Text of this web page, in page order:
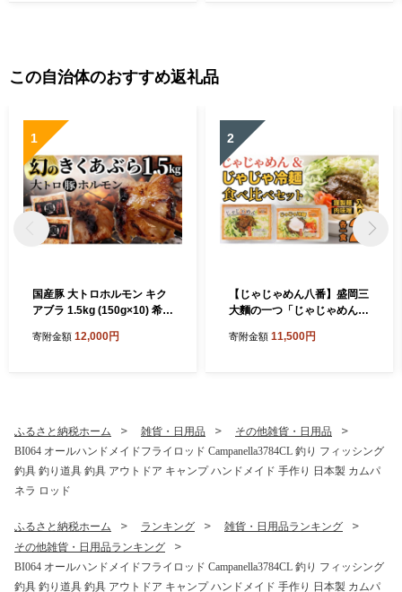
この自治体のおすすめ返礼品
1
国産豚 大トロホルモン キク
アブラ 1.5kg (150g×10) 希少
ぶら 菊脂 豚ホルモン 豚肉 国
ンプ 焼肉 網焼き 国産 みそ
にんにく 味付き 味付け肉
（DV068）
寄附金額 12,000円
2
【じゃじゃめん八番】盛岡三
大麵の一つ「じゃじゃめん１
地麺・ご当地グルメ・ソウル
寄附金額 11,500円
ふるさと納税ホーム 雑貨・日用品
その他雑貨・日用品
BI064 オールハンドメイドフライロッド Campanella3784CL 釣り フィッシング
釣具 釣り道具 釣具 アウトドア キャンプ ハンドメイド 手作り 日本製 カムパ
ネラ ロッド
ふるさと納税ホーム ランキング
雑貨・日用品ランキング
その他雑貨・日用品ランキング
BI064 オールハンドメイドフライロッド Campanella3784CL 釣り フィッシング
釣具 釣り道具 釣具 アウトドア キャンプ ハンドメイド 手作り 日本製 カムパ